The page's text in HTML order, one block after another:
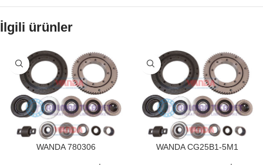
İlgili ürünler
WANDA 780306 WANDA CG25B1-5M1